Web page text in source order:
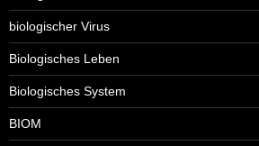
biologischer Virus
Biologisches Leben
Biologisches System
BIOM